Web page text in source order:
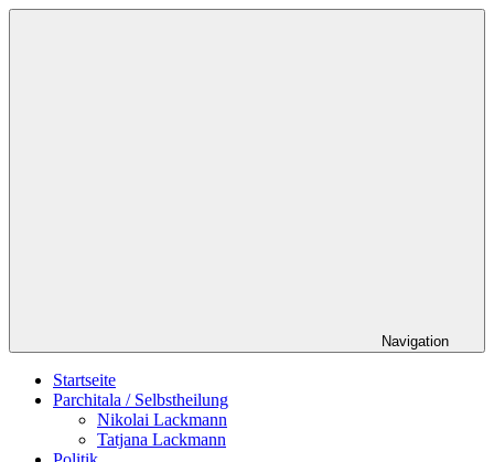
Zum
Navigation
Startseite
Parchitala / Selbstheilung
Nikolai Lackmann
Tatjana Lackmann